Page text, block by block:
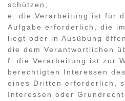
schützen;
e. die Verarbeitung ist für
Aufgabe erforderlich, die
liegt oder in Ausübung
die dem Verantwortlichen
f. die Verarbeitung ist zur
berechtigten Interessen
eines Dritten erforderlich,
Interessen oder